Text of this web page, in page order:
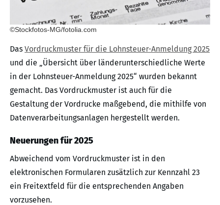
©Stockfotos-MG/fotolia.com
Das Vordruckmuster für die Lohnsteuer-Anmeldung 2025
und die „Übersicht über länderunterschiedliche Werte
in der Lohnsteuer-Anmeldung 2025“ wurden bekannt
gemacht. Das Vordruckmuster ist auch für die
Gestaltung der Vordrucke maßgebend, die mithilfe von
Datenverarbeitungsanlagen hergestellt werden.
Neuerungen für 2025
Abweichend vom Vordruckmuster ist in den
elektronischen Formularen zusätzlich zur Kennzahl 23
ein Freitextfeld für die entsprechenden Angaben
vorzusehen.